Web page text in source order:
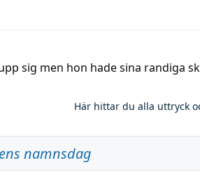
sig men hon hade sina randiga
Här hittar du alla uttryck
namnsdag